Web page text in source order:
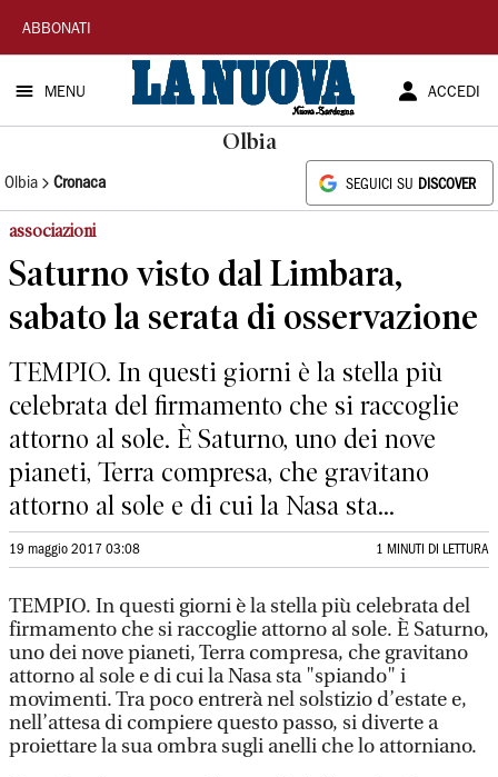
La
Nuova
Sardegna
ABBONATI
MENU ACCEDI
Olbia
Olbia Cronaca SEGUICI SU DISCOVER
associazioni
Saturno visto dal Limbara,
sabato la serata di osservazione
TEMPIO. In questi giorni è la stella più
celebrata del firmamento che si raccoglie
attorno al sole. È Saturno, uno dei nove
pianeti, Terra compresa, che gravitano
attorno al sole e di cui la Nasa sta...
19 maggio 2017 03:08 1 MINUTI DI LETTURA
TEMPIO. In questi giorni è la stella più celebrata del
firmamento che si raccoglie attorno al sole. È Saturno,
uno dei nove pianeti, Terra compresa, che gravitano
attorno al sole e di cui la Nasa sta "spiando" i
movimenti. Tra poco entrerà nel solstizio d’estate e,
nell’attesa di compiere questo passo, si diverte a
proiettare la sua ombra sugli anelli che lo attorniano.